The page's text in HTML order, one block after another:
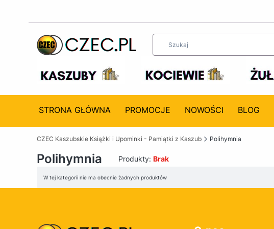
STRONA GŁÓWNA PROMOCJE NOWOŚCI BLOG
CZEC Kaszubskie Książki i Upominki - Pamiątki z Kaszub Polihymnia
Polihymnia Produkty: Brak
Lista produktów
W tej kategorii nie ma obecnie żadnych produktów